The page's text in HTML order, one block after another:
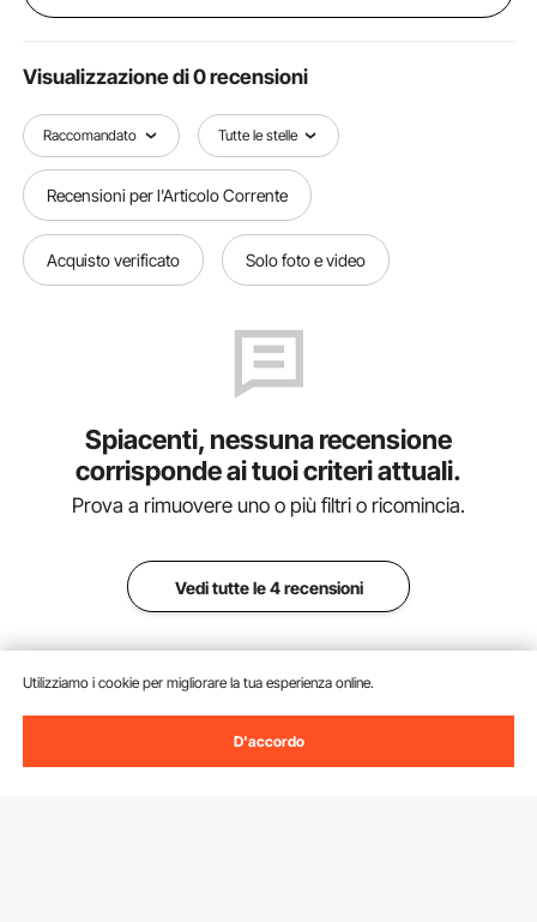
Visualizzazione di 0 recensioni
Raccomandato Tutte le stelle
Recensioni per l'Articolo Corrente
Acquisto verificato Solo foto e video
Spiacenti, nessuna recensione
corrisponde ai tuoi criteri attuali.
Prova a rimuovere uno o più filtri o ricomincia.
Vedi tutte le 4 recensioni
Aggiungi al carrello
Utilizziamo i cookie per migliorare la tua esperienza online.
D'accordo